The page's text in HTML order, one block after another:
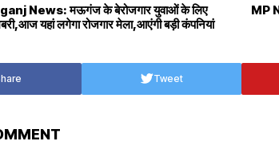
News: मऊगंज के बेरोजगार युवाओं के लिए
यहां लगेगा रोजगार मेला,आएंगी बड़ी कंपनियां
MP
Tweet